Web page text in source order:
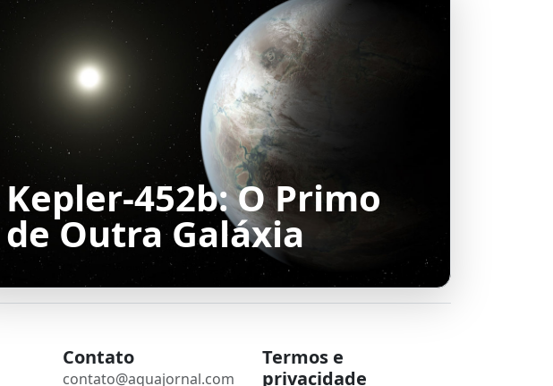
Kepler-452b: O Primo
de Outra Galáxia
Contato
contato@aquajornal.com
Termos e
privacidade